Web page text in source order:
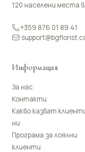
120 населени места
+359 876 01 89 41
Информация
За нас
Контакти
Какво казват
ни
Програма за лоялни
клиенти